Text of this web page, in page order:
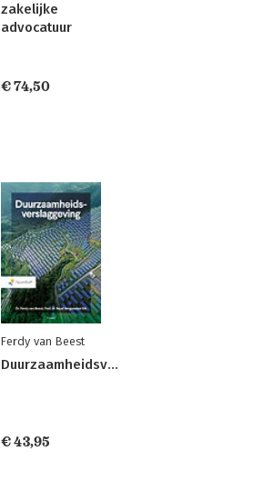
zakelijke
advocatuur
€ 74,50
Ferdy van Beest
Duurzaamheidsverslaggeving
€ 43,95